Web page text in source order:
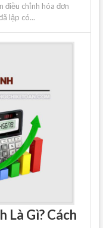
điều chỉnh hóa đơn
lập có...
Là Gì? Cách